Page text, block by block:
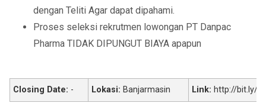
dengan Teliti Agar dapat dipahami.
Proses seleksi rekrutmen lowongan PT Danpac
Pharma TIDAK DIPUNGUT BIAYA apapun
Closing Date: - Lokasi: Banjarmasin Link: http://bit.ly/